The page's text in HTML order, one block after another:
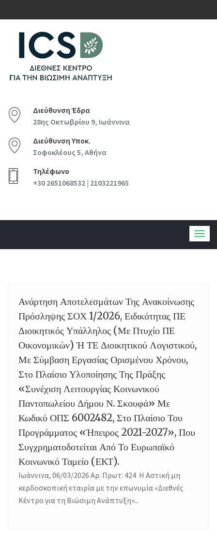
Διεύθυνση Έδρα
28ης Οκτωβρίου 9, Ιωάννινα
Διεύθυνση Υποκ.
Σοφοκλέους 5, Αθήνα
Τηλέφωνο
+30 2651068532 | 2103221965
06
Ανάρτηση Αποτελεσμάτων Της Ανακοίνωσης
Πρόσληψης ΣΟΧ 1/2026, Ειδικότητας ΠΕ
Διοικητικός Υπάλληλος (Με Πτυχίο ΠΕ
Οικονομικών) Ή ΤΕ Διοικητικού Λογιστικού,
Με Σύμβαση Εργασίας Ορισμένου Χρόνου,
Στο Πλαίσιο Υλοποίησης Της Πράξης
«Συνέχιση Λειτουργίας Κοινωνικού
Παντοπωλείου Δήμου Ν. Σκουφά» Με
Κωδικό ΟΠΣ 6002482, Στο Πλαίσιο Του
Προγράμματος «Ήπειρος 2021-2027», Που
Συγχρηματοδοτείται Από Το Ευρωπαϊκό
Κοινωνικό Ταμείο (ΕΚΤ).
Ιωάννινα, 06/03/2026 Αρ. Πρωτ: 424 Η Αστική μη
κερδοσκοπική εταιρία με την επωνυμία «Διεθνές
Κέντρο για τη Βιώσιμη Ανάπτυξη»...